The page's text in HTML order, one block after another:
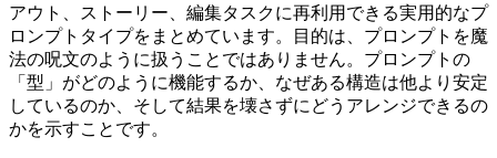
アウト、ストーリー、編集タスクに再利用できる実用的なプ
ロンプトタイプをまとめています。目的は、プロンプトを魔
法の呪文のように扱うことではありません。プロンプトの
「型」がどのように機能するか、なぜある構造は他より安定
しているのか、そして結果を壊さずにどうアレンジできるの
かを示すことです。